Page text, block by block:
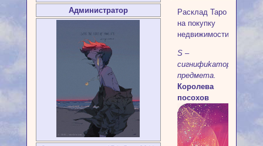
Администратор
Расклад Таро
на покупку
недвижимости
S –
cигнифиkaтop
пpeдмeтa.
Королева
посохов